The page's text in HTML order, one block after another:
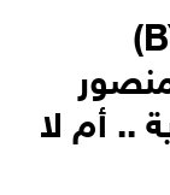
هل ستتشارك شركة (BYD)
.. أم لا